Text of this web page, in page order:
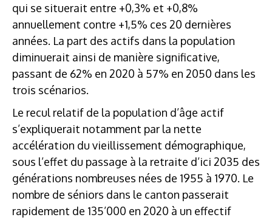
qui se situerait entre +0,3% et +0,8%
annuellement contre +1,5% ces 20 dernières
années. La part des actifs dans la population
diminuerait ainsi de manière significative,
passant de 62% en 2020 à 57% en 2050 dans les
trois scénarios.
Le recul relatif de la population d’âge actif
s’expliquerait notamment par la nette
accélération du vieillissement démographique,
sous l’effet du passage à la retraite d’ici 2035 des
générations nombreuses nées de 1955 à 1970. Le
nombre de séniors dans le canton passerait
rapidement de 135’000 en 2020 à un effectif